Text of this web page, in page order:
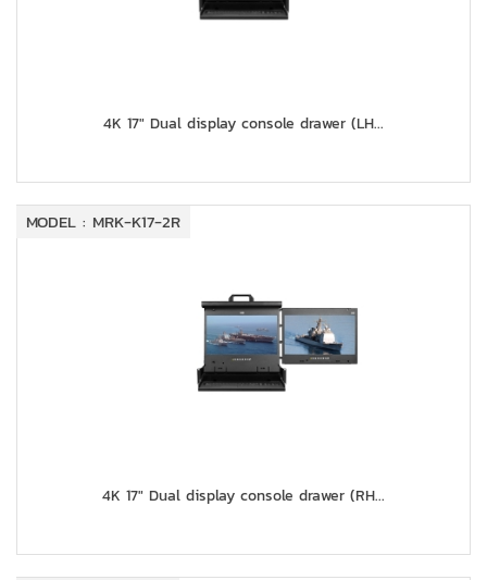
4K 17" Dual display console drawer (LH...
MODEL : MRK-K17-2R
4K 17" Dual display console drawer (RH...